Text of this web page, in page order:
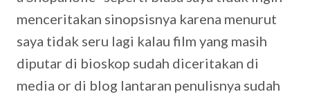
menceritakan sinopsisnya karena menurut
saya tidak seru lagi kalau film yang masih
diputar di bioskop sudah diceritakan di
media or di blog lantaran penulisnya sudah